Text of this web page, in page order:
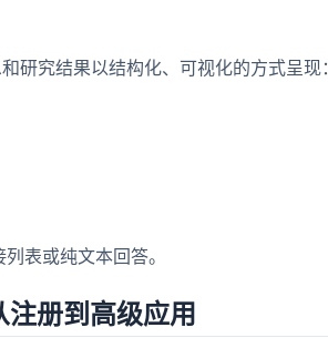
究结果以结构化、可视化的方式呈现：
表或纯文本回答。
册到高级应用